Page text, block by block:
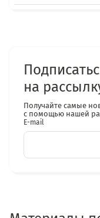
на
Получайте самые
с помощью нашей
E-mail